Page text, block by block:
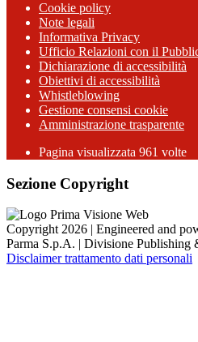
Cookie policy
Note legali
Informativa Privacy
Ufficio Relazioni con il
Dichiarazione di accessibilità
Obiettivi di accessibilità
Whistleblowing
Gestione consensi cookie
Amministrazione trasparente
Pagina visualizzata 961 volte
Sezione Copyright
Copyright 2026 | Engineered and
Parma S.p.A. | Divisione Publishing
Disclaimer trattamento dati personali